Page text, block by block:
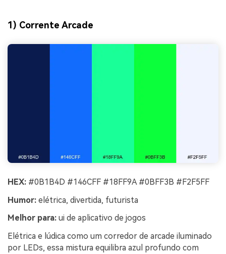
1) Corrente Arcade
HEX: #0B1B4D #146CFF #18FF9A #0BFF3B #F2F5FF
Humor: elétrica, divertida, futurista
Melhor para: ui de aplicativo de jogos
Elétrica e lúdica como um corredor de arcade iluminado
por LEDs, essa mistura equilibra azul profundo com